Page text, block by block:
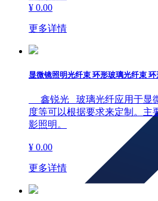
¥ 0.00
更多详情
显微镜照明光纤束 环形玻璃光纤束
鑫锐光 玻璃光纤应用于显微
度等可以根据要求来定制。主
影照明。
¥ 0.00
更多详情